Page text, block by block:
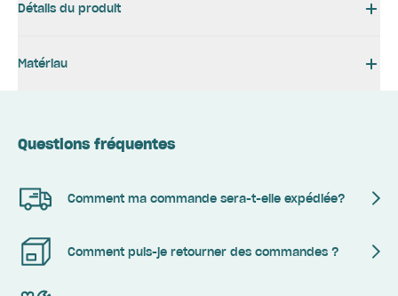
Détails du produit
Matériau
Questions fréquentes
Comment ma commande sera-t-elle expédiée?
Comment puis-je retourner des commandes ?